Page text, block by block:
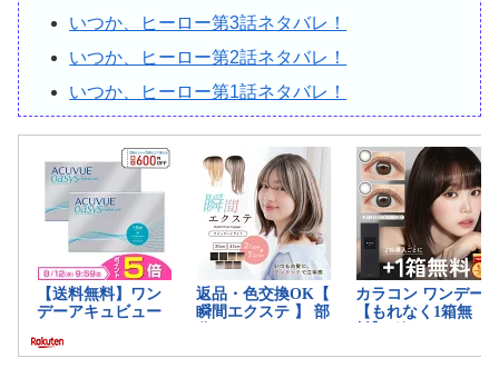
いつか、ヒーロー第3話ネタバレ！
いつか、ヒーロー第2話ネタバレ！
いつか、ヒーロー第1話ネタバレ！